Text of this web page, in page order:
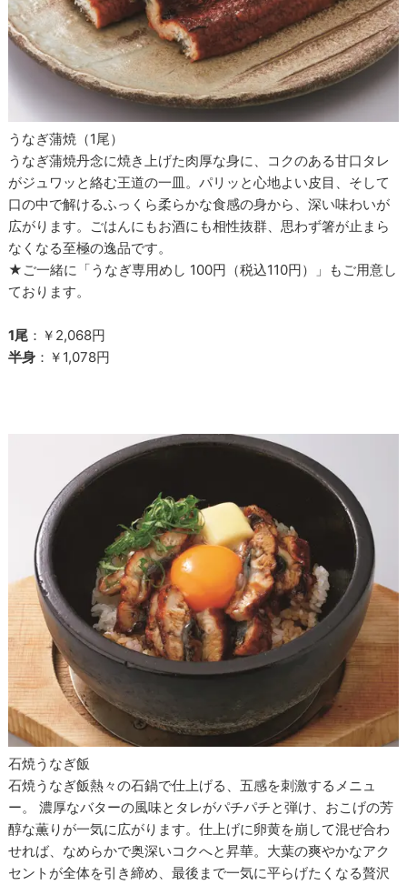
うなぎ蒲焼（1尾）
うなぎ蒲焼丹念に焼き上げた肉厚な身に、コクのある甘口タレ
がジュワッと絡む王道の一皿。パリッと心地よい皮目、そして
口の中で解けるふっくら柔らかな食感の身から、深い味わいが
広がります。ごはんにもお酒にも相性抜群、思わず箸が止まら
なくなる至極の逸品です。
★ご一緒に「うなぎ専用めし 100円（税込110円）」もご用意し
ております。
1尾 ：￥2,068円
半身 ：￥1,078円
石焼うなぎ飯
石焼うなぎ飯熱々の石鍋で仕上げる、五感を刺激するメニュ
ー。 濃厚なバターの風味とタレがパチパチと弾け、おこげの芳
醇な薫りが一気に広がります。仕上げに卵黄を崩して混ぜ合わ
せれば、なめらかで奥深いコクへと昇華。大葉の爽やかなアク
セントが全体を引き締め、最後まで一気に平らげたくなる贅沢